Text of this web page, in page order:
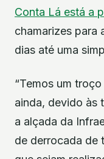
Conta Lá está a
chamarizes para
dias até uma
“Temos um
ainda, devido às
a alçada da
de derrocada de